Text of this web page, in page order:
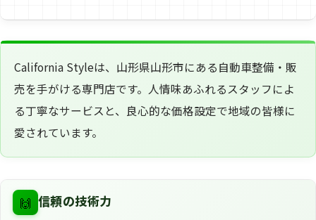
California Styleは、山形県山形市にある自動車整備・販
売を手がける専門店です。人情味あふれるスタッフによ
る丁寧なサービスと、良心的な価格設定で地域の皆様に
愛されています。
🙌 信頼の技術力